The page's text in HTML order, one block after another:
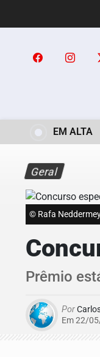
PREFEITURA DE
EM ALTA
Geral
© Rafa
Prêmio
Por
Em 22/